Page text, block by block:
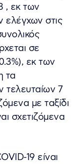
, εκ των
ελέγχων στις
σε
εκ των
τα
τελευταίων 7
με ταξίδι
σχετιζόμενα
19 είναι